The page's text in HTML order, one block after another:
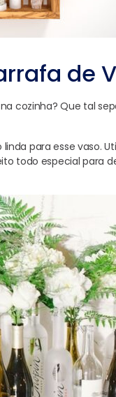
de
cozinha? Que tal
para esse vaso.
todo especial para